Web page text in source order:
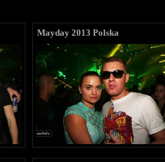
Mayday 2013 Polska